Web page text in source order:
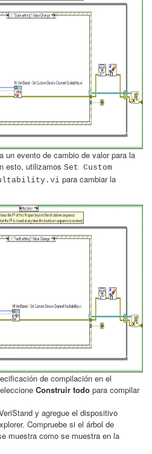
un evento de cambio de valor para la
esto, utilizamos Set Custom
para cambiar la
de compilación en el
Construir todo para compilar
y agregue el dispositivo
Compruebe si el árbol de
muestra como se muestra en la